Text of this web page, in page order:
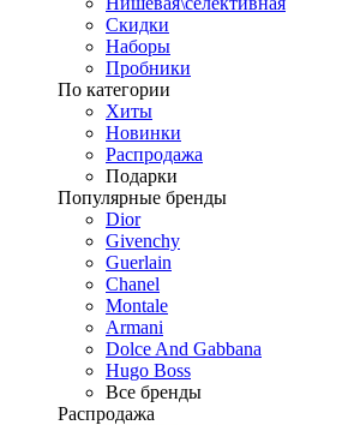
Скидки
Наборы
Пробники
По категории
Хиты
Новинки
Распродажа
Подарки
Популярные бренды
Dior
Givenchy
Guerlain
Chanel
Montale
Armani
Dolce And Gabbana
Hugo Boss
Все бренды
Распродажа